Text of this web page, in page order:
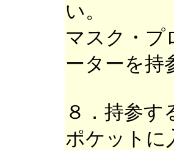
い。
マスク・プ
ーターを持
８．持参す
ポケットに